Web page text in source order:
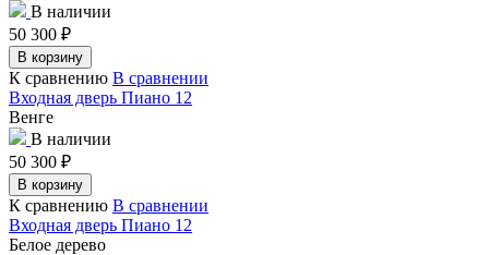
В наличии
50 300 ₽
В корзину
К сравнению В сравнении
Входная дверь Пиано 12
Венге
В наличии
50 300 ₽
В корзину
К сравнению В сравнении
Входная дверь Пиано 12
Белое дерево